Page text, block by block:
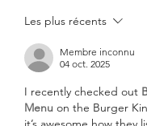
Les plus récents
Membre inconnu
04 oct. 2025
I recently checked out
Menu on the Burger